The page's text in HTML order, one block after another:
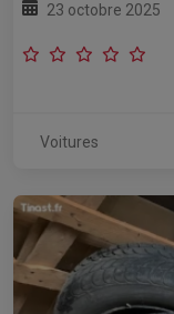
23 octobre 2025
Voitures